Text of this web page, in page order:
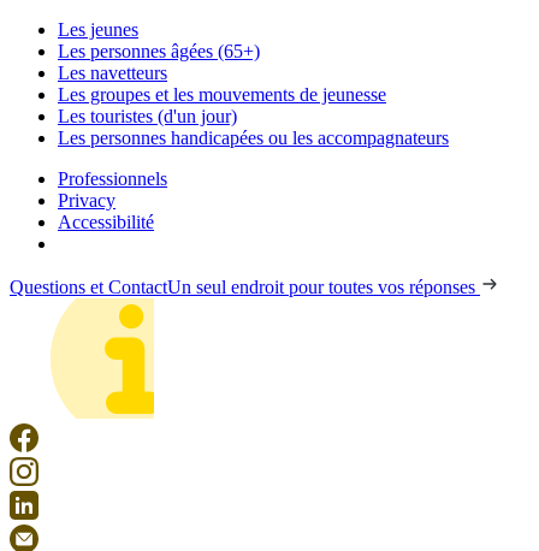
Les jeunes
Les personnes âgées (65+)
Les navetteurs
Les groupes et les mouvements de jeunesse
Les touristes (d'un jour)
Les personnes handicapées ou les accompagnateurs
Professionnels
Privacy
Accessibilité
Questions et ContactUn seul endroit pour toutes vos réponses